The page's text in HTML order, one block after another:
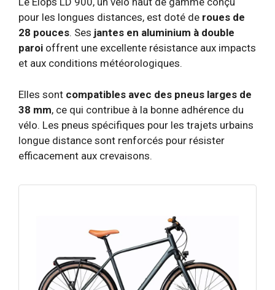
pour les longues distances, est doté de roues de
28 pouces. Ses jantes en aluminium à double
paroi offrent une excellente résistance aux impacts
et aux conditions météorologiques.
Elles sont compatibles avec des pneus larges de
38 mm, ce qui contribue à la bonne adhérence du
vélo. Les pneus spécifiques pour les trajets urbains
longue distance sont renforcés pour résister
efficacement aux crevaisons.